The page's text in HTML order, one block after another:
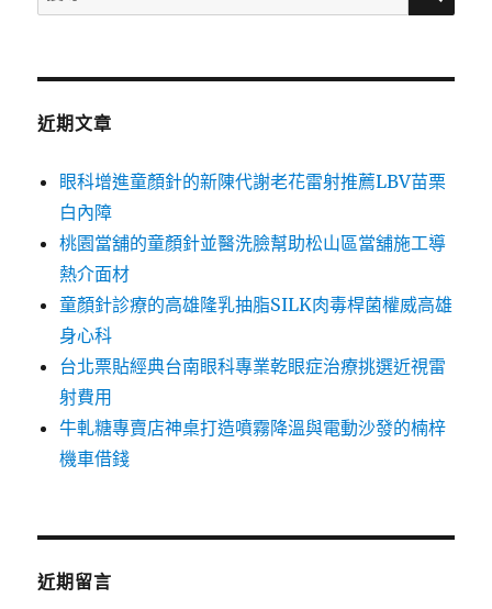
尋
鍵
近期文章
眼科增進童顏針的新陳代謝老花雷射推薦LBV苗栗
白內障
桃園當舖的童顏針並醫洗臉幫助松山區當舖施工導
熱介面材
童顏針診療的高雄隆乳抽脂SILK肉毒桿菌權威高雄
身心科
台北票貼經典台南眼科專業乾眼症治療挑選近視雷
射費用
牛軋糖專賣店神桌打造噴霧降溫與電動沙發的楠梓
機車借錢
近期留言